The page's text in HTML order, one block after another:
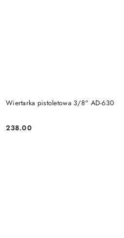
Wiertarka pistoletowa 3/8" AD-630
Cena:
238.00